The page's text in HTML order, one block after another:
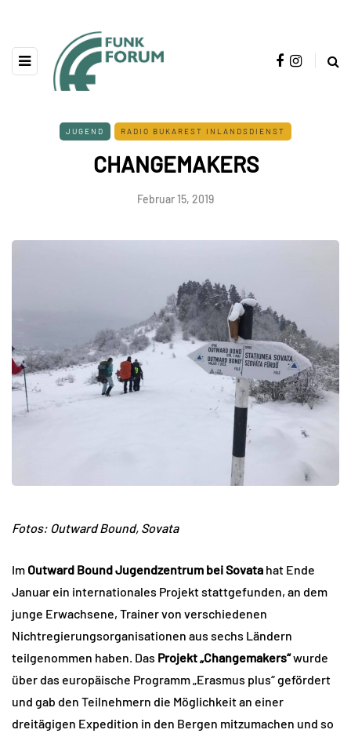
JUGEND RADIO BUKAREST INLANDSDIENST
CHANGEMAKERS
Februar 15, 2019
Fotos: Outward Bound, Sovata
Im Outward Bound Jugendzentrum bei Sovata hat Ende
Januar ein internationales Projekt stattgefunden, an dem
junge Erwachsene, Trainer von verschiedenen
Nichtregierungsorganisationen aus sechs Ländern
teilgenommen haben. Das Projekt „Changemakers“wurde
über das europäische Programm „Erasmus plus“ gefördert
und gab den Teilnehmern die Möglichkeit an einer
dreitägigen Expedition in den Bergen mitzumachen und so